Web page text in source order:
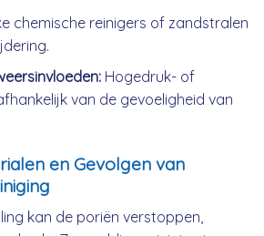
chemische reinigers of zandstralen
Hogedruk- of
van de gevoeligheid van
en Gevolgen van
kan de poriën verstoppen,